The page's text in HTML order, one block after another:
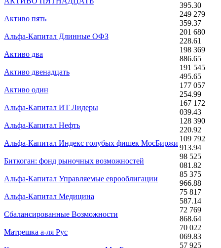
395.30
Активо пять
249 279
359.37
Альфа-Капитал Длинные ОФЗ
201 680
228.61
Активо два
198 369
886.65
Активо двенадцать
191 545
495.65
Активо один
177 057
254.99
Альфа-Капитал ИТ Лидеры
167 172
039.43
Альфа-Капитал Нефть
128 390
220.92
Альфа-Капитал Индекс голубых фишек МосБиржи
109 792
913.94
Биткоган: фонд рыночных возможностей
98 525
081.82
Альфа-Капитал Управляемые еврооблигации
85 375
966.88
Альфа-Капитал Медицина
75 817
587.14
Сбалансированные Возможности
72 769
868.64
Матрешка а-ля Рус
70 022
069.83
57 925